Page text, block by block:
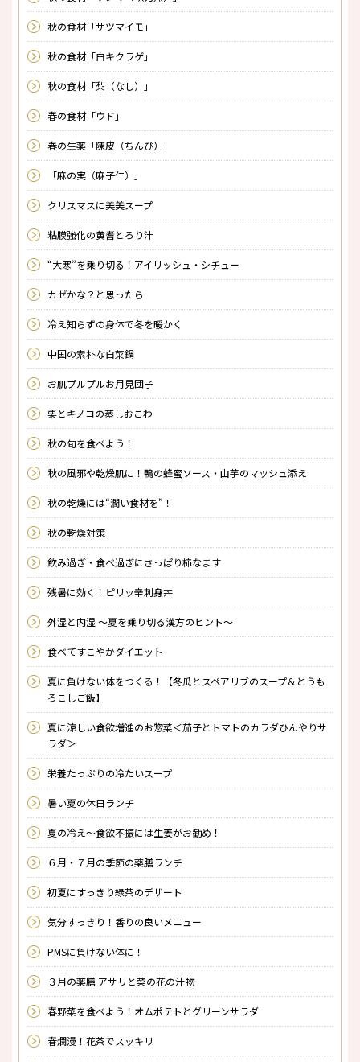
秋の食材「サツマイモ」
秋の食材「白キクラゲ」
秋の食材「梨（なし）」
春の食材「ウド」
春の生薬「陳皮（ちんぴ）」
「麻の実（麻子仁）」
クリスマスに美美スープ
粘膜強化の黄耆とろり汁
“大寒”を乗り切る！アイリッシュ・シチュー
カゼかな？と思ったら
冷え知らずの身体で冬を暖かく
中国の素朴な白菜鍋
お肌プルプルお月見団子
栗とキノコの蒸しおこわ
秋の旬を食べよう！
秋の風邪や乾燥肌に！鴨の蜂蜜ソース・山芋のマッシュ添え
秋の乾燥には“潤い食材を”！
秋の乾燥対策
飲み過ぎ・食べ過ぎにさっぱり柿なます
残暑に効く！ピリッ辛刺身丼
外湿と内湿 〜夏を乗り切る漢方のヒント〜
食べてすこやかダイエット
夏に負けない体をつくる！【冬瓜とスペアリブのスープ＆とうも
ろこしご飯】
夏に涼しい食欲増進のお惣菜＜茄子とトマトのカラダひんやりサ
ラダ＞
栄養たっぷりの冷たいスープ
暑い夏の休日ランチ
夏の冷え～食欲不振には生姜がお勧め！
６月・７月の季節の薬膳ランチ
初夏にすっきり緑茶のデザート
気分すっきり！香りの良いメニュー
PMSに負けない体に！
３月の薬膳 アサリと菜の花の汁物
春野菜を食べよう！オムポテトとグリーンサラダ
春爛漫！花茶でスッキリ